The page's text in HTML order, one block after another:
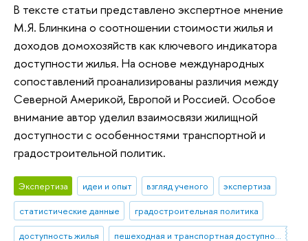
В тексте статьи представлено экспертное мнение
М.Я. Блинкина о соотношении стоимости жилья и
доходов домохозяйств как ключевого индикатора
доступности жилья. На основе международных
сопоставлений проанализированы различия между
Северной Америкой, Европой и Россией. Особое
внимание автор уделил взаимосвязи жилищной
доступности с особенностями транспортной и
градостроительной политик.
Экспертиза идеи и опыт взгляд ученого
экспертиза
статистические данные
градостроительная политика
доступность жилья
пешеходная и транспортная доступность